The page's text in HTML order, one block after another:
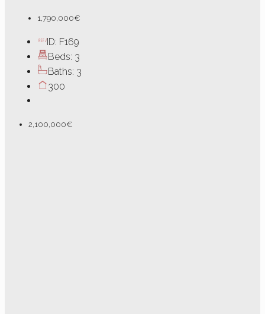
1,790,000€
ID: F169
Beds: 3
Baths: 3
300
2,100,000€